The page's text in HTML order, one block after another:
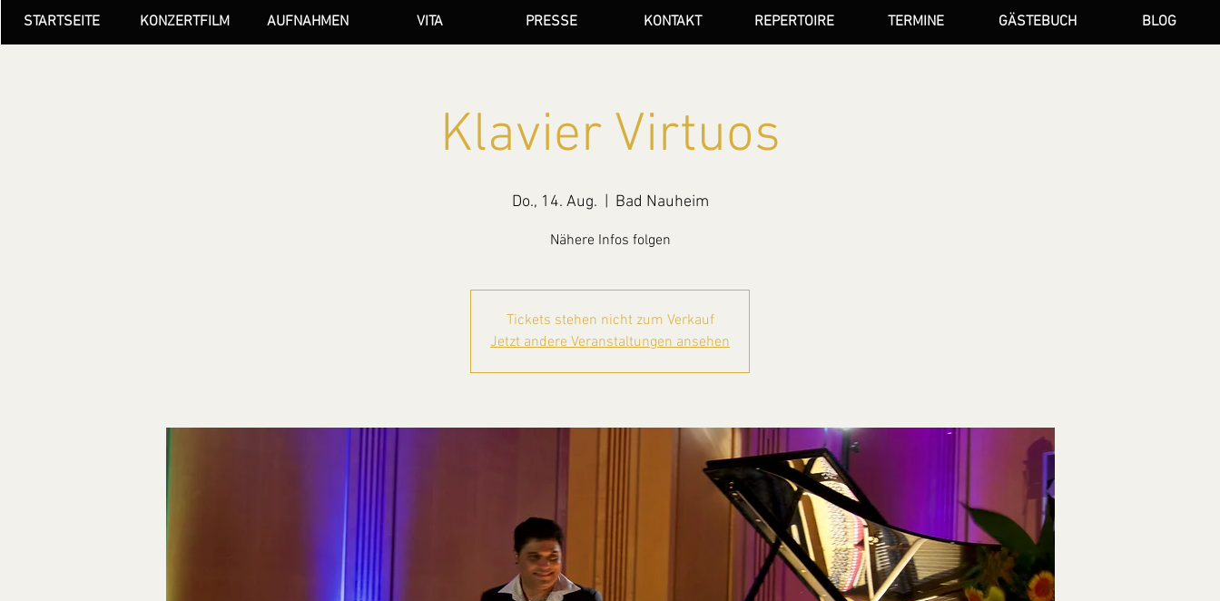
STARTSEITE KONZERTFILM AUFNAHMEN VITA PRESSE KONTAKT REPERTOIRE TERMINE GÄSTEBUCH BLOG
Klavier Virtuos
Do., 14. Aug. Bad Nauheim
Nähere Infos folgen
Tickets stehen nicht zum Verkauf
Jetzt andere Veranstaltungen ansehen